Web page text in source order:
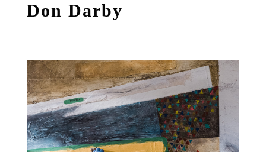
Don Darby